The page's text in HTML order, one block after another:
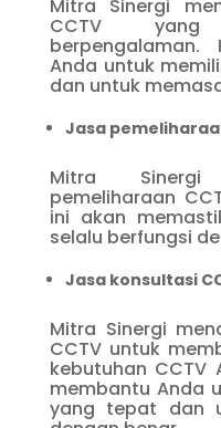
Mitra Sinergi
CCTV
Anda untuk
dan untuk
Jasa
Mitra Sinergi
pemeliharaan
ini akan
selalu berfungsi
Jasa konsultasi
Mitra Sinergi
CCTV untuk
kebutuhan CCTV
membantu Anda
yang tepat dan